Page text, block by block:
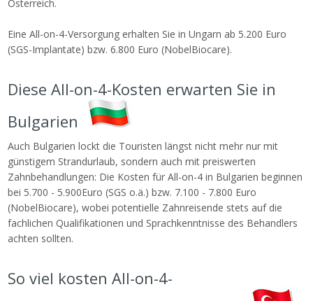
Österreich.
Eine All-on-4-Versorgung erhalten Sie in Ungarn ab 5.200 Euro
(SGS-Implantate) bzw. 6.800 Euro (NobelBiocare).
Diese All-on-4-Kosten erwarten Sie in
Bulgarien
Auch Bulgarien lockt die Touristen längst nicht mehr nur mit
günstigem Strandurlaub, sondern auch mit preiswerten
Zahnbehandlungen: Die Kosten für All-on-4 in Bulgarien beginnen
bei 5.700 - 5.900Euro (SGS o.ä.) bzw. 7.100 - 7.800 Euro
(NobelBiocare), wobei potentielle Zahnreisende stets auf die
fachlichen Qualifikationen und Sprachkenntnisse des Behandlers
achten sollten.
So viel kosten All-on-4-